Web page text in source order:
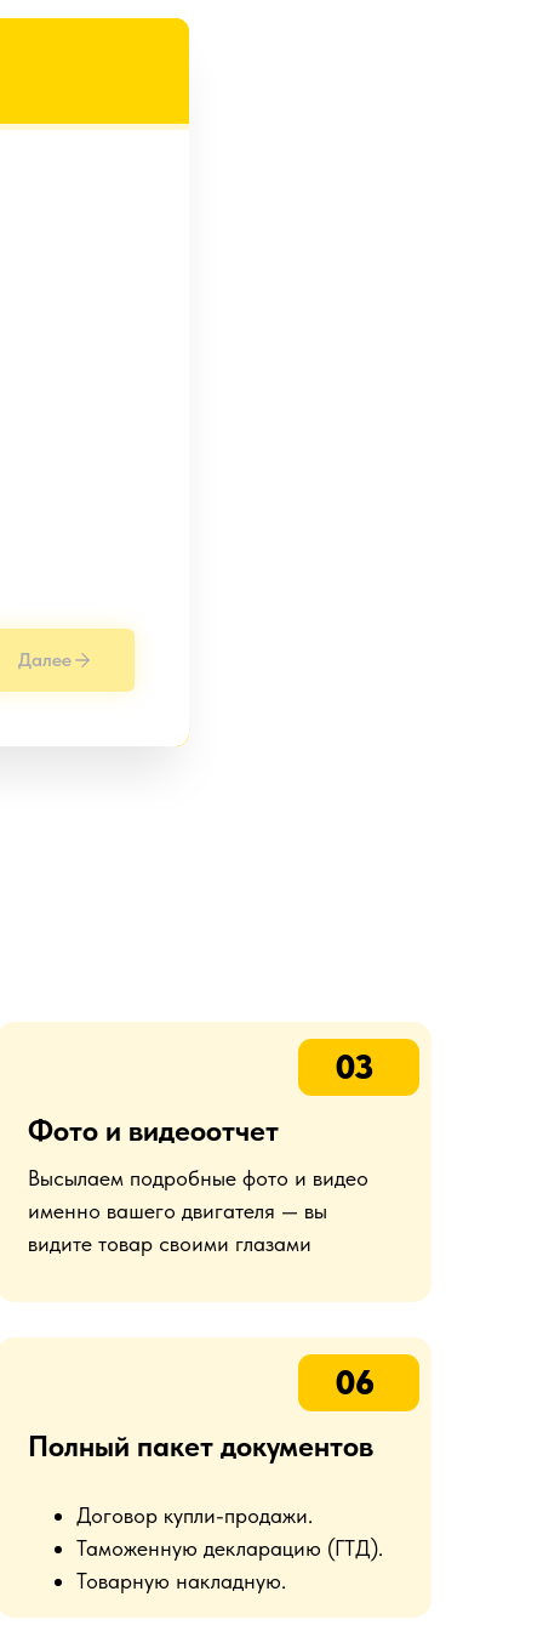
Далее
Высылаем подробные фото и видео
именно вашего двигателя — вы
видите товар своими глазами
Фото и видеоотчет
03
Договор купли-продажи.
Таможенную декларацию (ГТД).
Товарную накладную.
Полный пакет документов
06